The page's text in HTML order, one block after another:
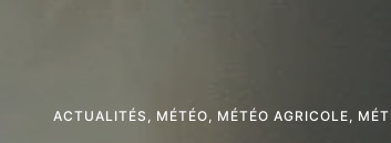
ACTUALITÉS MÉTÉO MÉTÉO AGRICOLE,